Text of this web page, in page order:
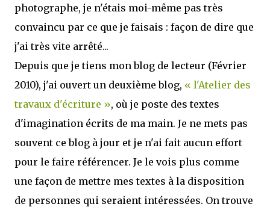
photographe, je n'étais moi-même pas très
convaincu par ce que je faisais : façon de dire que
j'ai très vite arrêté...
Depuis que je tiens mon blog de lecteur (Février
2010), j'ai ouvert un deuxième blog, « l'Atelier des
travaux d'écriture », où je poste des textes
d'imagination écrits de ma main. Je ne mets pas
souvent ce blog à jour et je n'ai fait aucun effort
pour le faire référencer. Je le vois plus comme
une façon de mettre mes textes à la disposition
de personnes qui seraient intéressées. On trouve